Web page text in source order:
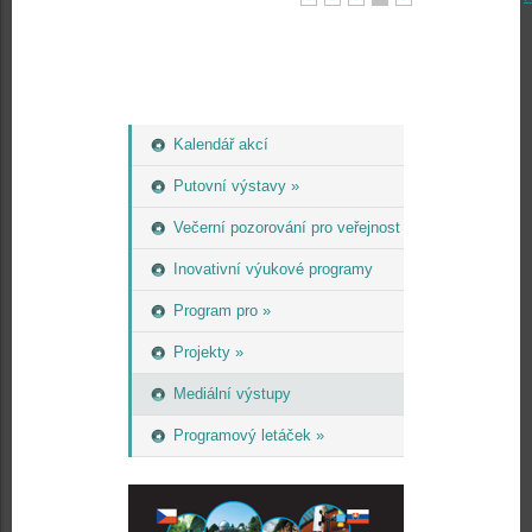
Kalendář akcí
Putovní výstavy »
Večerní pozorování pro veřejnost
Inovativní výukové programy
Program pro »
Projekty »
Mediální výstupy
Programový letáček »